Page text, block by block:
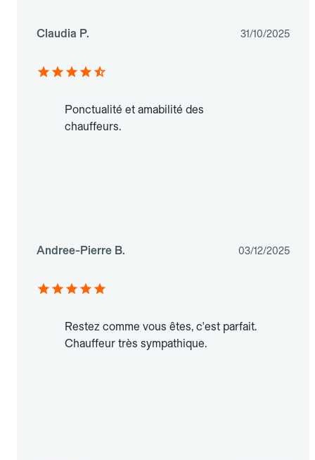
Claudia P. 31/10/2025
Ponctualité et amabilité des
chauffeurs.
Andree-Pierre B. 03/12/2025
Restez comme vous êtes, c'est parfait.
Chauffeur très sympathique.